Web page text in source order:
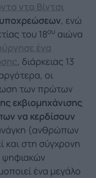
ντα Βίντσι
υποχρεώσεων, ενώ
του 18ου αιώνα
ένα
, διάρκειας 13
οι
των πρώτων
εκβιομηχάνισης
να κερδίσουν
(ανθρώπων
και στη σύγχρονη
ψηφιακών
ένα μεγάλο